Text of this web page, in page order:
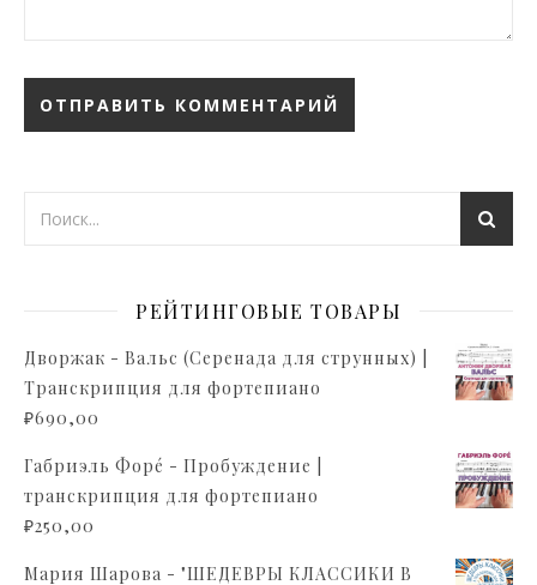
РЕЙТИНГОВЫЕ ТОВАРЫ
Дворжак - Вальс (Серенада для струнных) |
Транскрипция для фортепиано
₽690,00
Габриэль Форé - Пробуждение |
транскрипция для фортепиано
₽250,00
Мария Шарова - "ШЕДЕВРЫ КЛАССИКИ В